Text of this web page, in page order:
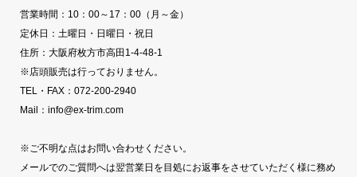
営業時間：10：00～17：00（月～金）
定休日：土曜日・日曜日・祝日
住所：大阪府枚方市高田1-4-48-1
※店頭販売は行っておりません。
TEL・FAX：072-200-2940
Mail：info@ex-trim.com
※ご不明な点はお問い合わせください。
メールでのご質問へは翌営業日を目処にお返事をさせていただく様に務め